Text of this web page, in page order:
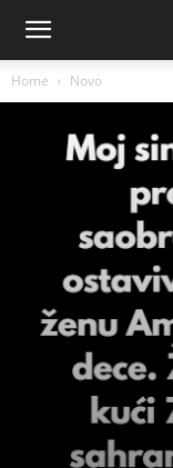
Home Novo